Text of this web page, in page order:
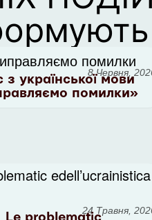
8 Червня,
з української мови
помилки»
24 Травня,